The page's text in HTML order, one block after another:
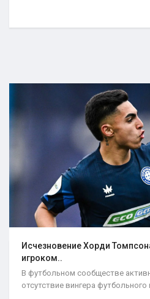
Исчезновение Хорди
игроком..
В футбольном сообществе
отсутствие вингера футбольного